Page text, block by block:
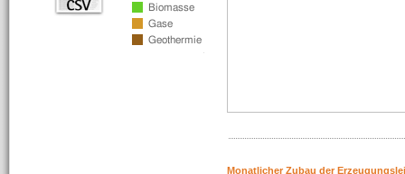
Monatlicher Zubau der